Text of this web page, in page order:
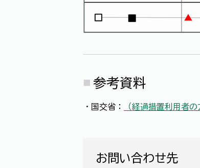
参考資料
・国交省： （経過措置利用者
お問い合わせ先